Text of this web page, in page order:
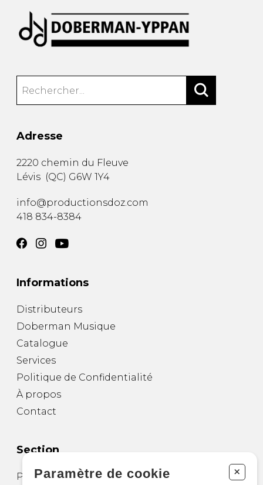
Adresse
2220 chemin du Fleuve
Lévis (QC) G6W 1Y4
info@productionsdoz.com
418 834-8384
Informations
Distributeurs
Doberman Musique
Catalogue
Services
Politique de Confidentialité
À propos
Contact
Section
Partitions pour guitare
Paramètre de cookie +